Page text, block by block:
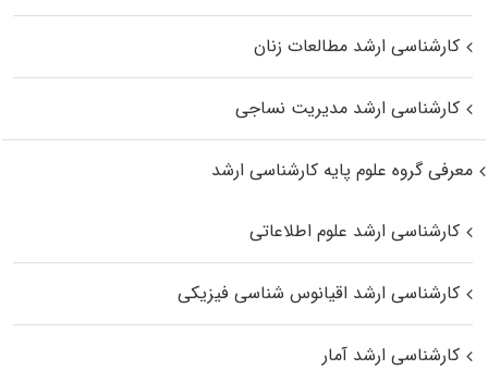
کارشناسی ارشد مطالعات زنان
کارشناسی ارشد مدیریت نساجی
معرفی گروه علوم پایه کارشناسی ارشد
کارشناسی ارشد علوم اطلاعاتی
کارشناسی ارشد اقیانوس‌ شناسی فیزیکی
کارشناسی ارشد آمار